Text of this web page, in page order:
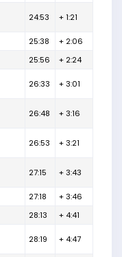
24:53 + 1:21
25:38
+ 2:06
25:56 + 2:24
26:33 + 3:01
26:48 + 3:16
26:53 + 3:21
27:15 + 3:43
27:18
+ 3:46
28:13 + 4:41
28:19 + 4:47